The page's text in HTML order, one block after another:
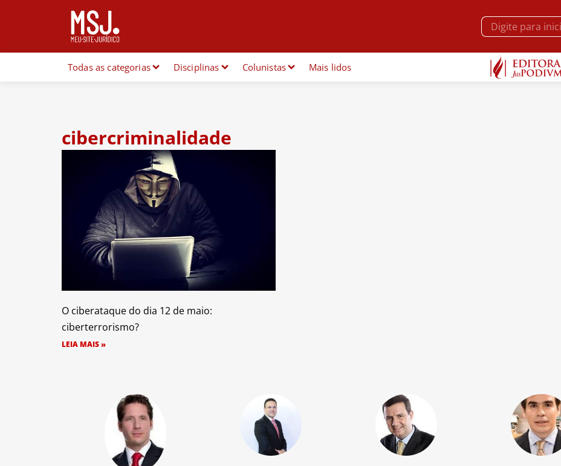
Todas as categorias Disciplinas Colunistas Mais lidos
cibercriminalidade
O ciberataque do dia 12 de maio:
ciberterrorismo?
LEIA MAIS »